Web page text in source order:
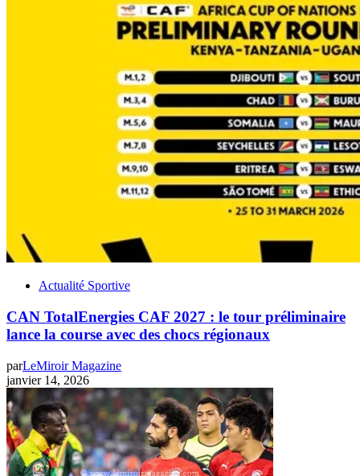
Actualité Sportive
CAN TotalEnergies CAF 2027 : le tour préliminaire
lance la course avec des chocs régionaux
parLeMiroir Magazine
janvier 14, 2026